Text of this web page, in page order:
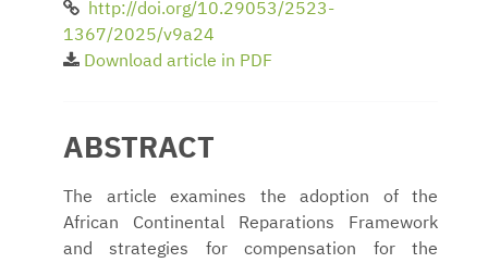
http://doi.org/10.29053/2523-
1367/2025/v9a24
Download article in PDF
ABSTRACT
The article examines the adoption of the
African Continental Reparations Framework
and strategies for compensation for the